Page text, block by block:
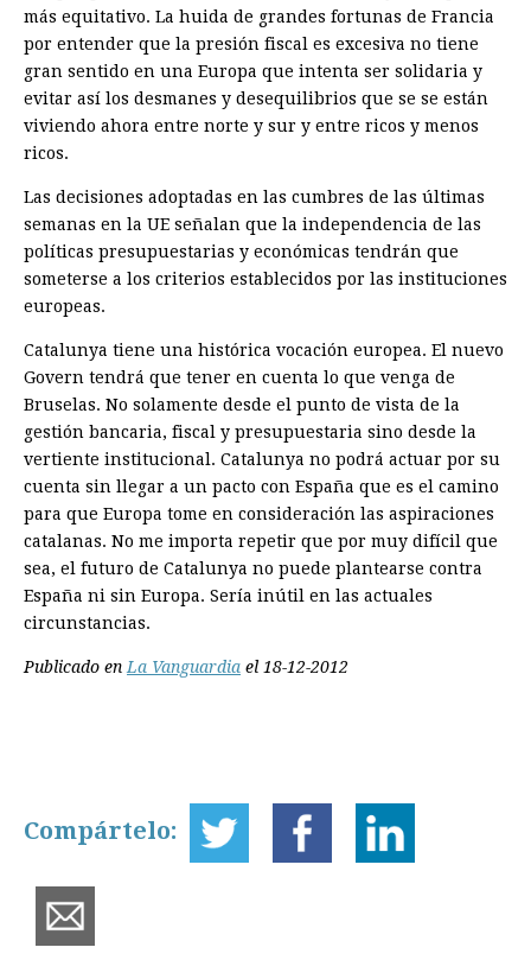
más equitativo. La huida de grandes fortunas de Francia
por entender que la presión fiscal es excesiva no tiene
gran sentido en una Europa que intenta ser solidaria y
evitar así los desmanes y desequilibrios que se se están
viviendo ahora entre norte y sur y entre ricos y menos
ricos.
Las decisiones adoptadas en las cumbres de las últimas
semanas en la UE señalan que la independencia de las
políticas presupuestarias y económicas tendrán que
someterse a los criterios establecidos por las instituciones
europeas.
Catalunya tiene una histórica vocación europea. El nuevo
Govern tendrá que tener en cuenta lo que venga de
Bruselas. No solamente desde el punto de vista de la
gestión bancaria, fiscal y presupuestaria sino desde la
vertiente institucional. Catalunya no podrá actuar por su
cuenta sin llegar a un pacto con España que es el camino
para que Europa tome en consideración las aspiraciones
catalanas. No me importa repetir que por muy difícil que
sea, el futuro de Catalunya no puede plantearse contra
España ni sin Europa. Sería inútil en las actuales
circunstancias.
Publicado en La Vanguardia el 18-12-2012
Compártelo: